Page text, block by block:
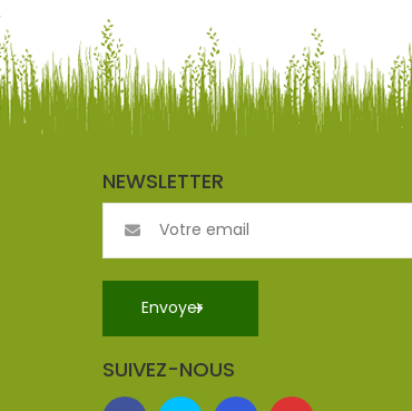
NEWSLETTER
SUIVEZ-NOUS